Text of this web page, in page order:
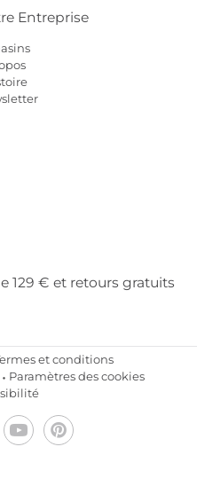
Entreprise
129 € et retours gratuits
et conditions
Paramètres des cookies